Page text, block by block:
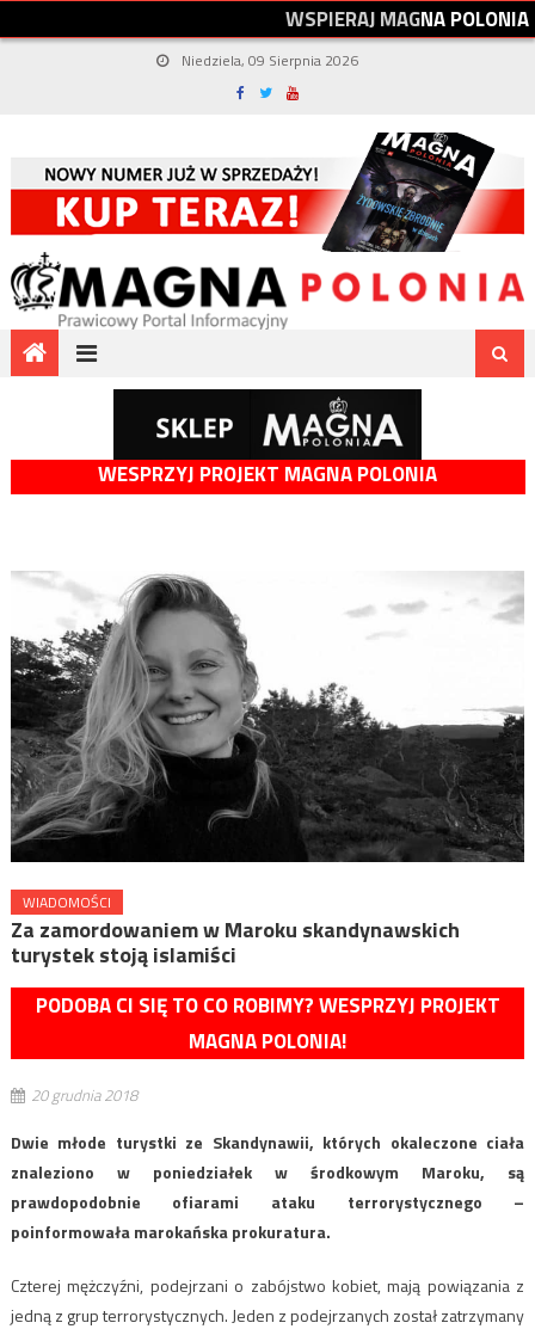
WSPIERAJMAGNAPOLONIA
Niedziela, 09 Sierpnia 2026
WESPRZYJ PROJEKT MAGNA POLONIA
WIADOMOŚCI
Za zamordowaniem w Maroku skandynawskich
turystek stoją islamiści
PODOBA CI SIĘ TO CO ROBIMY? WESPRZYJ PROJEKT
MAGNA POLONIA!
20 grudnia 2018
Dwie młode turystki ze Skandynawii, których okaleczone ciała
znaleziono w poniedziałek w środkowym Maroku, są
prawdopodobnie ofiarami ataku terrorystycznego –
poinformowała marokańska prokuratura.
Czterej mężczyźni, podejrzani o zabójstwo kobiet, mają powiązania z
jedną z grup terrorystycznych. Jeden z podejrzanych został zatrzymany